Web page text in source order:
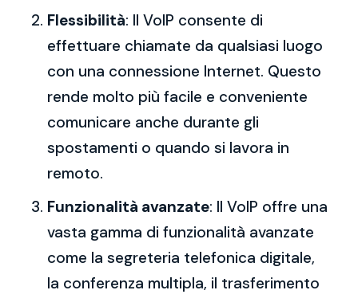
Flessibilità: Il VoIP consente di
effettuare chiamate da qualsiasi luogo
con una connessione Internet. Questo
rende molto più facile e conveniente
comunicare anche durante gli
spostamenti o quando si lavora in
remoto.
Funzionalità avanzate: Il VoIP offre una
vasta gamma di funzionalità avanzate
come la segreteria telefonica digitale,
la conferenza multipla, il trasferimento